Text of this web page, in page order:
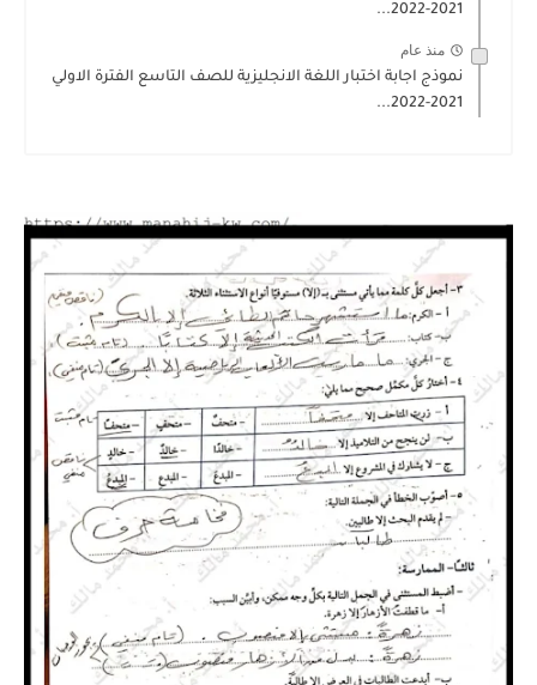
2021-2022...
منذ عام
نموذج اجابة اختبار اللغة الانجليزية للصف التاسع الفترة الاولي
2021-2022...